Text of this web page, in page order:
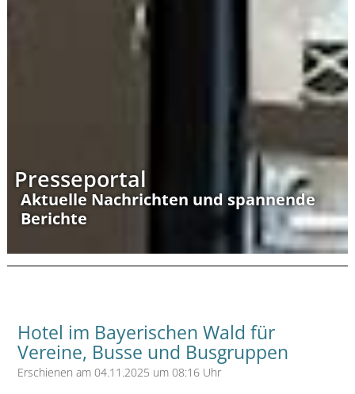
Presseportal
Aktuelle Nachrichten und spannende
Berichte
Hotel im Bayerischen Wald für
Vereine, Busse und Busgruppen
Erschienen am 04.11.2025 um 08:16 Uhr